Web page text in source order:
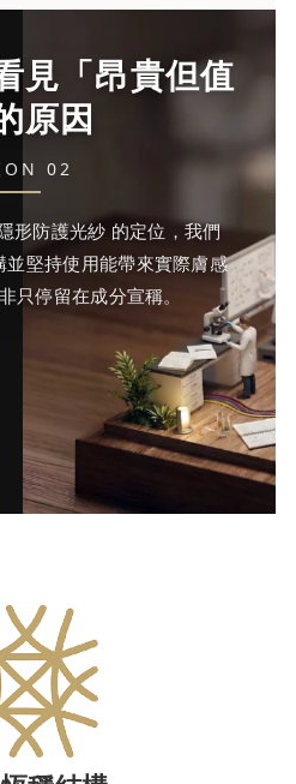
見「昂貴但值
原因
02
形防護光紗 的定位，我們
堅持使用能帶來實際膚感
只停留在成分宣稱。